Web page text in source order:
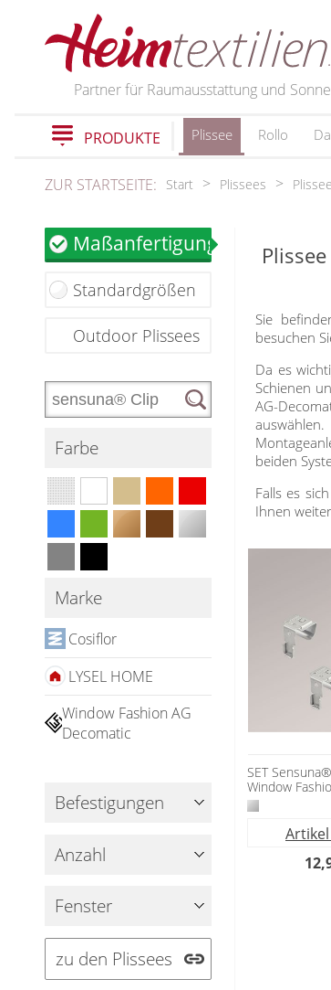
PRODUKTE
Plissee nach Maß
Wabenplissee
Verdunklungsplissee
Plissee mit Muster
Bildergalerie
Plissee Modelle
Plissee Befestigungen
Plissee Messanleitung
Schienensysteme
Zubehör / Ersatzteile
Rollo
Rollos nach Maß
Rollos in Standardgrößen
Thermo Rollo
Rollo Kinderzimmer
Rollo mit Motiv & Muster
Rollo Modelle
Dachfenster Rollo
Raffrollo
Standard Raffrollos
Flächenvorhang nach Maß
Technik
Lamellenvorhang
Fensterformen
Individual Druck
Messanleitung
Lamellen Ersatzteile & Zubehör
günstige Jalousien in Standardgrößen
Jalousie ausmessen
Jalousien ohne Bohren
Markisenstoff nach Maß
Balkon
Sichtschutz
Balkonbespannung nach Maß
Scheibengardinen
Partner für Raumausstattung und
PRODUKTE Plissee Rollo
ZUR STARTSEITE: Start Plissees
Maßanfertigung
Standardgrößen
Outdoor Plissees
Farbe
Marke
Cosiflor
LYSEL HOME
Window Fashion AG
Decomatic
Befestigungen
Anzahl
Fenster
zu den Plissees
Sie
besuchen
Da es
Schienen
AG-
beiden
Falls es
Ihnen
SET
Window